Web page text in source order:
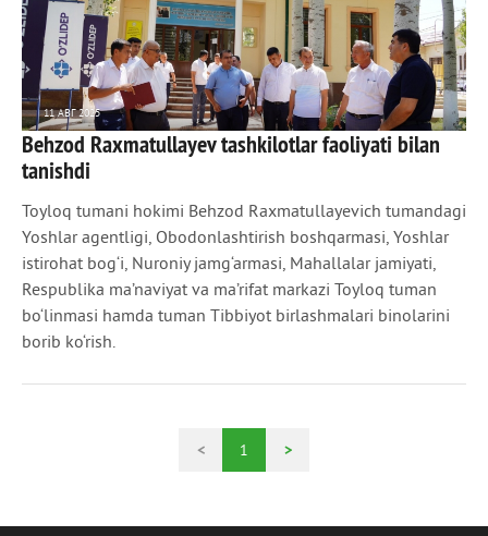
11 АВГ 2025
495 0
Behzod Raxmatullayev tashkilotlar faoliyati bilan
tanishdi
Toyloq tumani hokimi Behzod Raxmatullayevich tumandagi
Yoshlar agentligi, Obodonlashtirish boshqarmasi, Yoshlar
istirohat bog‘i, Nuroniy jamg‘armasi, Mahallalar jamiyati,
Respublika ma’naviyat va ma’rifat markazi Toyloq tuman
bo‘linmasi hamda tuman Tibbiyot birlashmalari binolarini
borib ko‘rish.
< 1 >